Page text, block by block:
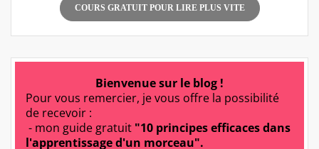
COURS GRATUIT POUR LIRE PLUS VITE